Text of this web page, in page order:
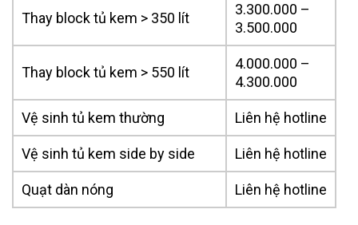
Thay block tủ kem > 350 lít
3.300.000 –
3.500.000
Thay block tủ kem > 550 lít
4.000.000 –
4.300.000
Vệ sinh tủ kem thường Liên hệ hotline
Vệ sinh tủ kem side by side Liên hệ hotline
Quạt dàn nóng Liên hệ hotline